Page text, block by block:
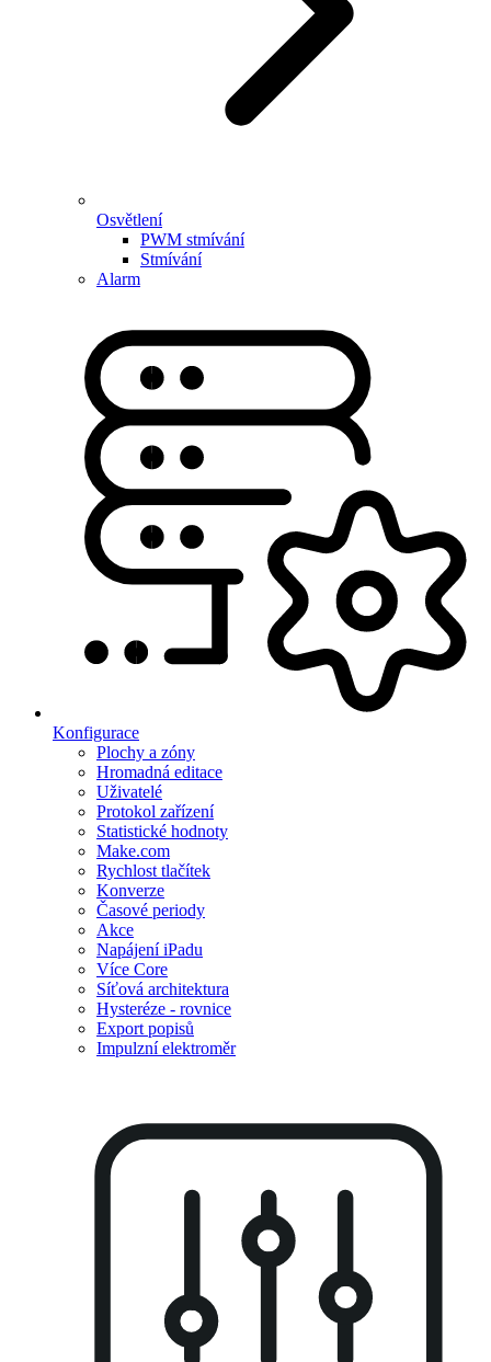
Osvětlení
PWM stmívání
Stmívání
Alarm
Konfigurace
Plochy a zóny
Hromadná editace
Uživatelé
Protokol zařízení
Statistické hodnoty
Make.com
Rychlost tlačítek
Konverze
Časové periody
Akce
Napájení iPadu
Více Core
Síťová architektura
Hysteréze - rovnice
Export popisů
Impulzní elektroměr